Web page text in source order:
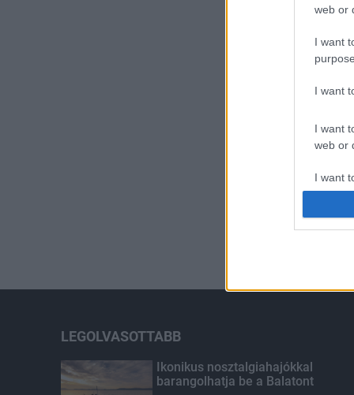
web or
I want
I want
I want
web or
I want
or app.
I want
LEGOLVASOTTABB
Ikonikus nosztalgiahajókkal
barangolhatja be a Balatont